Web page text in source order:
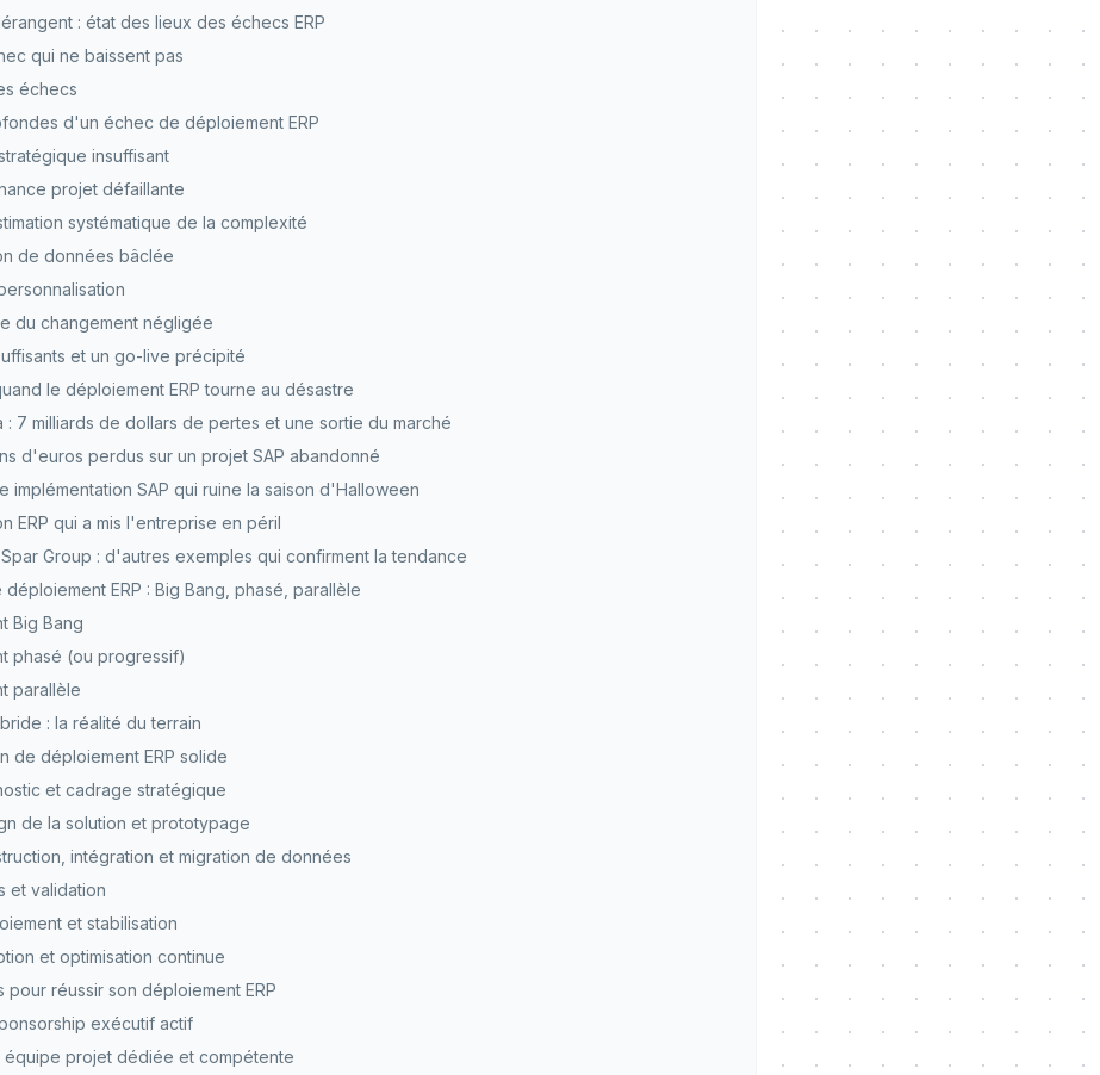
: état des lieux des échecs ERP
qui ne baissent pas
échecs
d'un échec de déploiement ERP
insuffisant
projet défaillante
systématique de la complexité
de données bâclée
du changement négligée
et un go-live précipité
le déploiement ERP tourne au désastre
: 7 milliards de dollars de pertes et une sortie du marché
d'euros perdus sur un projet SAP abandonné
implémentation SAP qui ruine la saison d'Halloween
ERP qui a mis l'entreprise en péril
Group : d'autres exemples qui confirment la tendance
ERP : Big Bang, phasé, parallèle
Big Bang
phasé (ou progressif)
parallèle
: la réalité du terrain
de déploiement ERP solide
et cadrage stratégique
de la solution et prototypage
intégration et migration de données
et validation
et stabilisation
et optimisation continue
pour réussir son déploiement ERP
exécutif actif
équipe projet dédiée et compétente